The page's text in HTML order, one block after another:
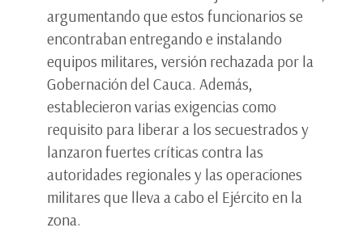
argumentando que estos funcionarios se
encontraban entregando e instalando
equipos militares, versión rechazada por la
Gobernación del Cauca. Además,
establecieron varias exigencias como
requisito para liberar a los secuestrados y
lanzaron fuertes críticas contra las
autoridades regionales y las operaciones
militares que lleva a cabo el Ejército en la
zona.